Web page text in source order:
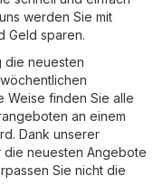
werden Sie mit
Geld sparen.
die neuesten
Weise finden Sie alle
an einem
Dank unserer
die neuesten Angebote
Sie nicht die